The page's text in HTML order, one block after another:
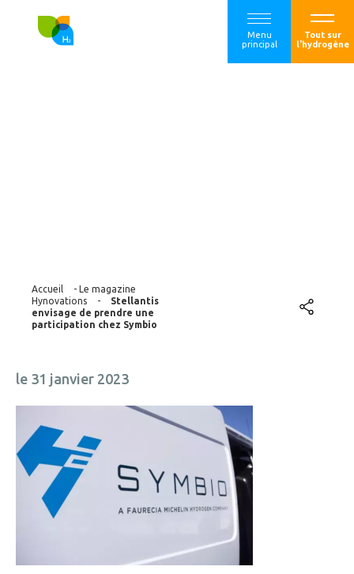
Menu
principal
Tout sur
l'hydrogène
Accueil - Le magazine
Hynovations
-
Stellantis
envisage de prendre une
participation chez Symbio
le 31 janvier 2023